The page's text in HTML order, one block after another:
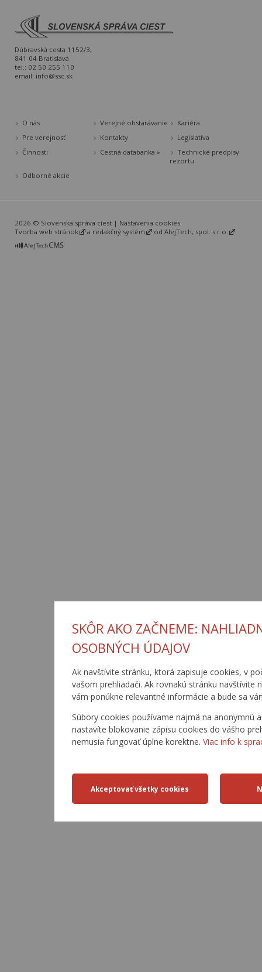
SKÔR AKO ZAČNEME:
OSOBNÝCH ÚDAJOV
Ak navštívite stránku, ktorá zapisuje cookies, v
vašom prehliadači. Ak rovnakú stránku navštívite
vám ponúkne relevantné informácie a bude sa
Súbory cookies používame najmä na anonymnú
nastavíte blokovanie zápisu cookies do vášho
nemusia fungovať úplne korektne. Viac info k
Dúbravská cesta 1152/3,
841 04 Bratislava
tel.: 02 50 255 110
email: info@ssc.sk
O nás Verejné obstarávanie
Kariéra
Pre verejnosť
Kontakty
Legislatíva
Činnosti
Cestná databanka »
Technické predpisy
rezortu
Odborné akcie
2026 © Slovenská správa ciest | Nastavenia cookies
Tvorba web stránok
a redakčný systém od AlejTech, spol. s r.o.